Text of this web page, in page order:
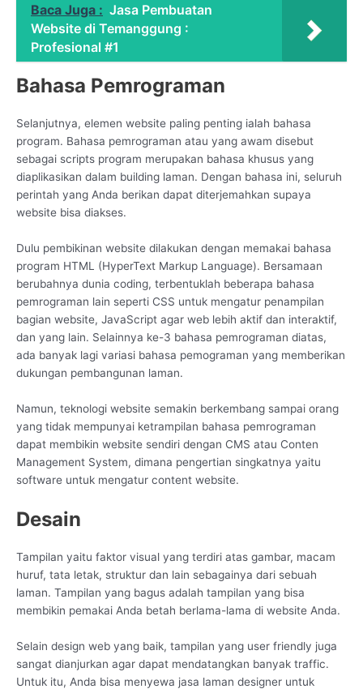
Baca Juga : Jasa Pembuatan
Website di Temanggung :
Profesional #1
Bahasa Pemrograman
Selanjutnya, elemen website paling penting ialah bahasa
program. Bahasa pemrograman atau yang awam disebut
sebagai scripts program merupakan bahasa khusus yang
diaplikasikan dalam building laman. Dengan bahasa ini, seluruh
perintah yang Anda berikan dapat diterjemahkan supaya
website bisa diakses.
Dulu pembikinan website dilakukan dengan memakai bahasa
program HTML (HyperText Markup Language). Bersamaan
berubahnya dunia coding, terbentuklah beberapa bahasa
pemrograman lain seperti CSS untuk mengatur penampilan
bagian website, JavaScript agar web lebih aktif dan interaktif,
dan yang lain. Selainnya ke-3 bahasa pemrograman diatas,
ada banyak lagi variasi bahasa pemograman yang memberikan
dukungan pembangunan laman.
Namun, teknologi website semakin berkembang sampai orang
yang tidak mempunyai ketrampilan bahasa pemrograman
dapat membikin website sendiri dengan CMS atau Conten
Management System, dimana pengertian singkatnya yaitu
software untuk mengatur content website.
Desain
Tampilan yaitu faktor visual yang terdiri atas gambar, macam
huruf, tata letak, struktur dan lain sebagainya dari sebuah
laman. Tampilan yang bagus adalah tampilan yang bisa
membikin pemakai Anda betah berlama-lama di website Anda.
Selain design web yang baik, tampilan yang user friendly juga
sangat dianjurkan agar dapat mendatangkan banyak traffic.
Untuk itu, Anda bisa menyewa jasa laman designer untuk